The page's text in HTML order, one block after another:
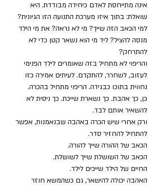
אינה מתייחסת לאדם כיחידה מבודדת. היא
שואלת: בתוך איזו מערכת התנועה הזו הגיונית?
למי הכאב הזה שייך? מי לא נראה? את מי הילד
מנסה להציל? ליד מי הוא נשאר קטן כדי לא
להתרחק?
והריפוי לא מתחיל בזה שאומרים לילד הפנימי
לעזוב, לשחרר, להתקדם. לעיתים אמירה כזו
נחווית בתוכו כבגידה. הריפוי מתחיל בהכרה.
כן, כך אהבת. כך נשארת שייכת. כך ניסית לא
להשאיר אותם לבד.
ורק אחרי שיש הכרה באהבה שבנאמנות, אפשר
להתחיל להחזיר סדר.
הכאב של ההורה שייך להורה.
הכאב של השושלת שייך לשושלת.
החיים של הילד שייכים לילד.
האהבה יכולה להישאר, גם כשהמשא חוזר